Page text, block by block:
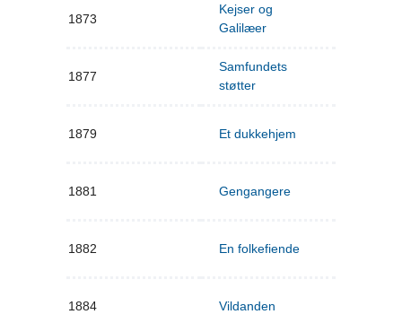
1873
Kejser og
Galilæer
1877
Samfundets
støtter
1879 Et dukkehjem
1881 Gengangere
1882 En folkefiende
1884 Vildanden